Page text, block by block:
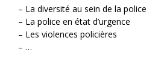
– La diversité au sein de la police
– La police en état d’urgence
– Les violences policières
– …